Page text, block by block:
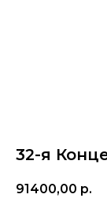
32-я
91400,00 р.